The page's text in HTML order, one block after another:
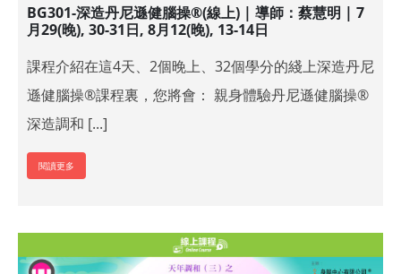
BG301-深造丹尼遜健腦操®(線上) | 導師：蔡慧明 | 7
月29(晚), 30-31日, 8月12(晚), 13-14日
課程介紹在這4天、2個晚上、32個學分的綫上深造丹尼
遜健腦操®課程裏，您將會： 親身體驗丹尼遜健腦操®
深造調和 [...]
閱讀更多